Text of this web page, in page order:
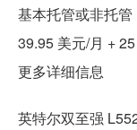
基本托管或非托管
39.95 美元/月 +
更多详细信息
英特尔双至强